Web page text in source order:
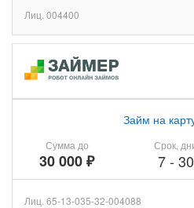
Лиц. 004400
Сумма до
30 000 ₽
Займ на
Срок,
7- 30
Лиц. 65-13-035-32-004088